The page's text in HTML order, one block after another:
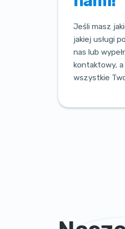
Jeśli masz
jakiej usługi
nas lub
kontaktowy,
wszystkie